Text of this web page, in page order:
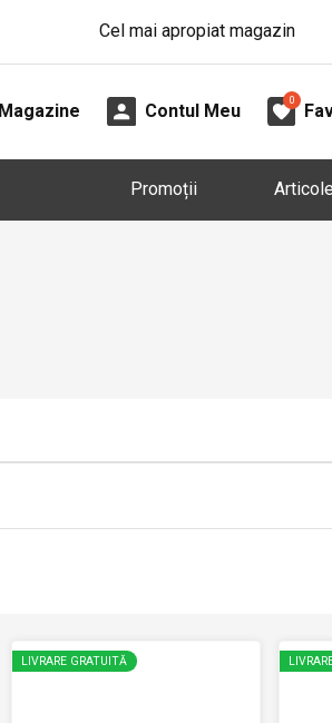
Cel mai apropiat magazin
Magazine Contul Meu
0
Promoții Articole
LIVRARE GRATUITĂ